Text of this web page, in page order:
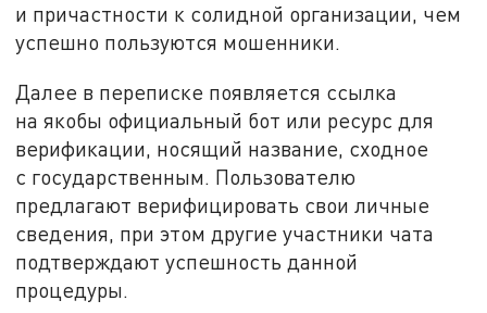
и причастности к солидной организации, чем
успешно пользуются мошенники.
Далее в переписке появляется ссылка
на якобы официальный бот или ресурс для
верификации, носящий название, сходное
с государственным. Пользователю
предлагают верифицировать свои личные
сведения, при этом другие участники чата
подтверждают успешность данной
процедуры.